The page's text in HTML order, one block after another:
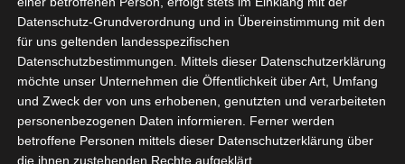
Events
Comic Con Stuttgart 2024
November 22, 2024 | Events
Weiterlesen
Datenschutz-Grundverordnung und in Übereinstimmung mit den
für uns geltenden landesspezifischen
Datenschutzbestimmungen. Mittels dieser Datenschutzerklärung
möchte unser Unternehmen die Öffentlichkeit über Art, Umfang
und Zweck der von uns erhobenen, genutzten und verarbeiteten
personenbezogenen Daten informieren. Ferner werden
betroffene Personen mittels dieser Datenschutzerklärung über
die ihnen zustehenden Rechte aufgeklärt.